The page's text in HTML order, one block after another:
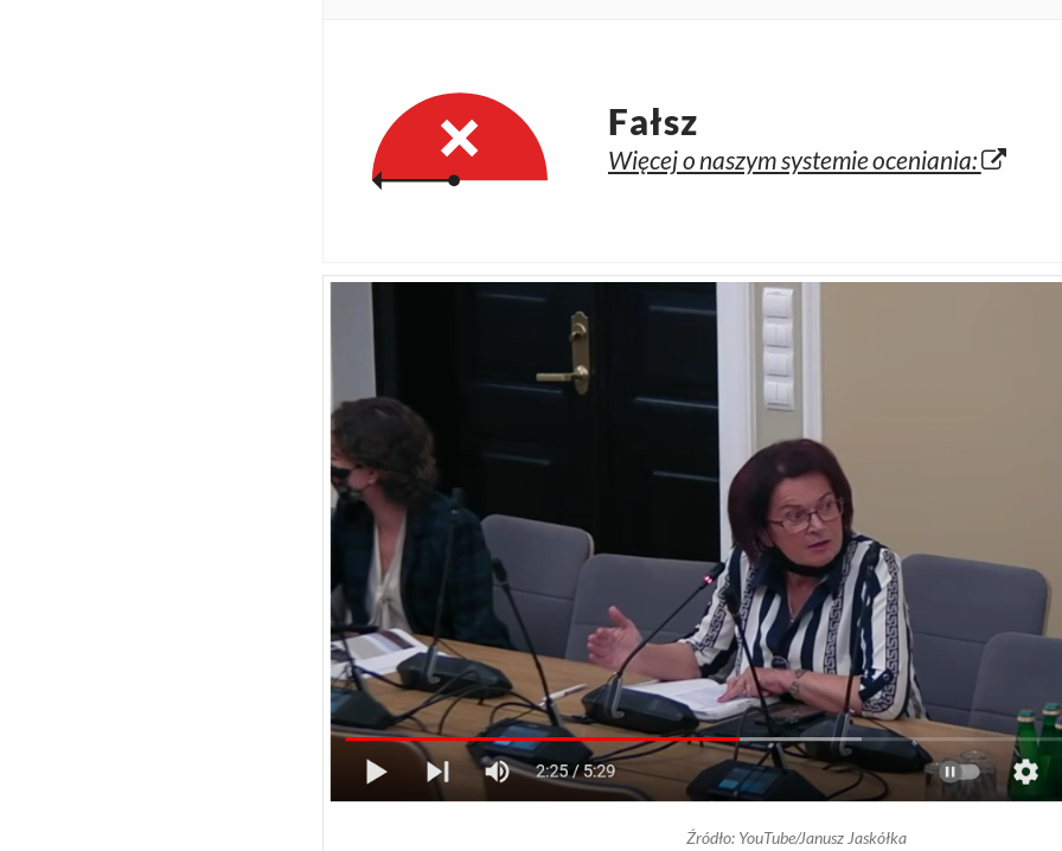
Fałsz
Więcej o naszym systemie oceniania:
Źródło: YouTube/Janusz Jaskółka